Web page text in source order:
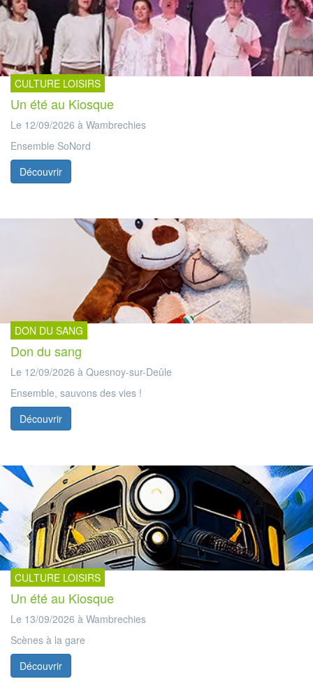
CULTURE LOISIRS
Un été au Kiosque
Le 12/09/2026 à Wambrechies
Ensemble SoNord
Découvrir
DON DU SANG
Don du sang
Le 12/09/2026 à Quesnoy-sur-Deûle
Ensemble, sauvons des vies !
Découvrir
CULTURE LOISIRS
Un été au Kiosque
Le 13/09/2026 à Wambrechies
Scènes à la gare
Découvrir